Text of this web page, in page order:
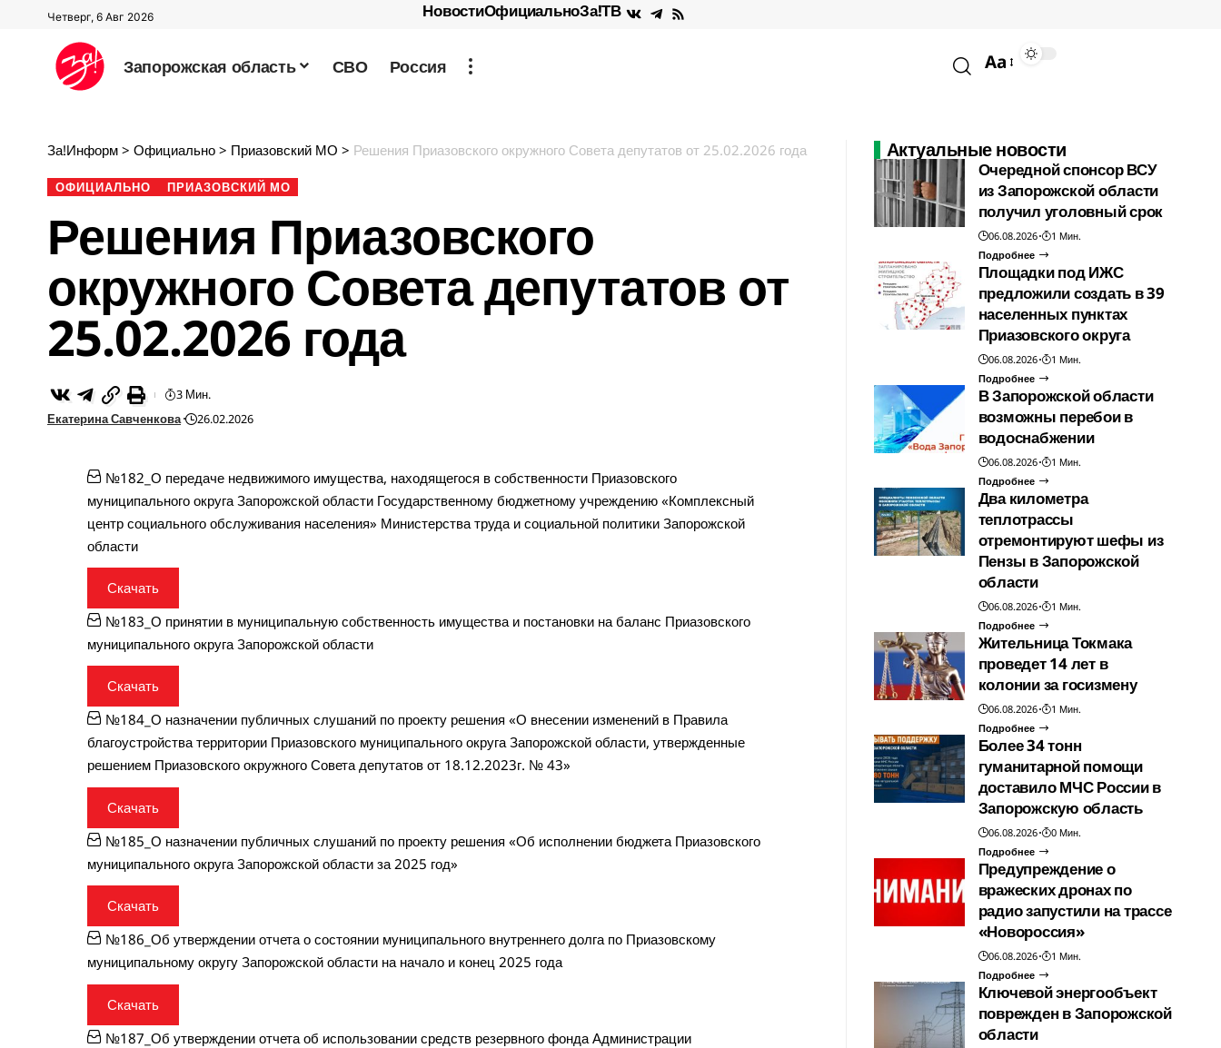
Четверг, 6 Авг 2026 НовостиОфициальноЗа!ТВ
Запорожская область СВО Россия Aa
За!Информ > Официально > Приазовский МО > Решения Приазовского окружного Совета депутатов от 25.02.2026 года
ОФИЦИАЛЬНО ПРИАЗОВСКИЙ МО
Решения Приазовского
окружного Совета депутатов от
25.02.2026 года
Екатерина Савченкова 26.02.2026
3 Мин.
№182_О передаче недвижимого имущества, находящегося в собственности Приазовского
муниципального округа Запорожской области Государственному бюджетному учреждению «Комплексный
центр социального обслуживания населения» Министерства труда и социальной политики Запорожской
области
Скачать
№183_О принятии в муниципальную собственность имущества и постановки на баланс Приазовского
муниципального округа Запорожской области
Скачать
№184_О назначении публичных слушаний по проекту решения «О внесении изменений в Правила
благоустройства территории Приазовского муниципального округа Запорожской области, утвержденные
решением Приазовского окружного Совета депутатов от 18.12.2023г. № 43»
Скачать
№185_О назначении публичных слушаний по проекту решения «Об исполнении бюджета Приазовского
муниципального округа Запорожской области за 2025 год»
Скачать
№186_Об утверждении отчета о состоянии муниципального внутреннего долга по Приазовскому
муниципальному округу Запорожской области на начало и конец 2025 года
Скачать
№187_Об утверждении отчета об использовании средств резервного фонда Администрации
Актуальные новости
Очередной спонсор ВСУ
из Запорожской области
получил уголовный срок
06.08.2026
1 Мин.
Подробнее
Площадки под ИЖС
предложили создать в 39
населенных пунктах
Приазовского округа
06.08.2026
1 Мин.
Подробнее
В Запорожской области
возможны перебои в
водоснабжении
06.08.2026
1 Мин.
Подробнее
Два километра
теплотрассы
отремонтируют шефы из
Пензы в Запорожской
области
06.08.2026
1 Мин.
Подробнее
Жительница Токмака
проведет 14 лет в
колонии за госизмену
06.08.2026
1 Мин.
Подробнее
Более 34 тонн
гуманитарной помощи
доставило МЧС России в
Запорожскую область
06.08.2026
0 Мин.
Подробнее
Предупреждение о
вражеских дронах по
радио запустили на трассе
«Новороссия»
06.08.2026
1 Мин.
Подробнее
Ключевой энергообъект
поврежден в Запорожской
области